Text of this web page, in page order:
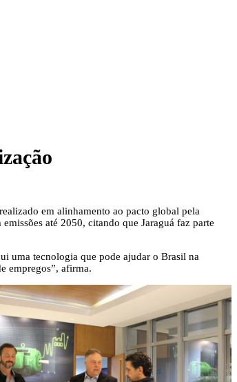
em alinhamento ao pacto global pela
até 2050, citando que Jaraguá faz parte
uma tecnologia que pode ajudar o Brasil na
empregos”, afirma.